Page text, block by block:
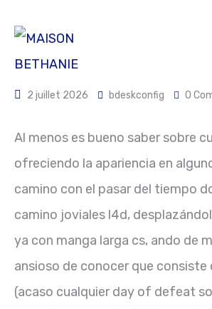
2 juillet 2026 bdeskconfig 0
Al menos es bueno saber sobre
ofreciendo la apariencia en
camino con el pasar del tiempo
camino joviales l4d,
ya con manga larga cs, ando de
ansioso de conocer que consiste
(acaso cualquier day of defeat